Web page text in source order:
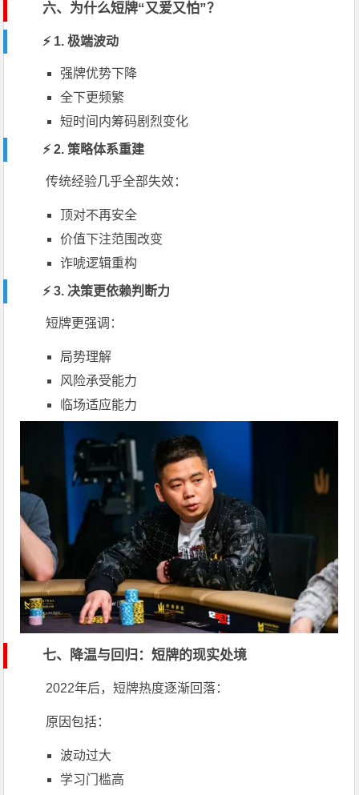
六、为什么短牌“又爱又怕”？
⚡ 1. 极端波动
强牌优势下降
全下更频繁
短时间内筹码剧烈变化
⚡ 2. 策略体系重建
传统经验几乎全部失效：
顶对不再安全
价值下注范围改变
诈唬逻辑重构
⚡ 3. 决策更依赖判断力
短牌更强调：
局势理解
风险承受能力
临场适应能力
七、降温与回归：短牌的现实处境
2022年后，短牌热度逐渐回落：
原因包括：
波动过大
学习门槛高